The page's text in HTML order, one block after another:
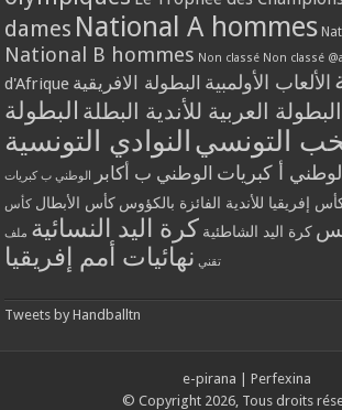
dames National A hommes
National B hommes Non classé Non classé
d'Afrique
الألعاب الأولمبية البطولة الافريقية
البطولة العربية للأندية البطلة البطولة
التونسي النوادي التونسية
أ كبريات الوطني ب أكابر الوطني ب كبريات
إفريقيا للأندية الفائزة بالكؤوس كأس الأبطال كأس
كرة اليد الشاطئية كرة اليد النسائية ملف
تقني نهائيات أمم إفريقيا
Tweets by Handballtn
e-pirana
Perfexina
© Copyright 2026, Tous droits